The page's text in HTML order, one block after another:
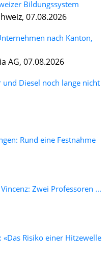
Bildungssystem
07.08.2026
nach Kanton,
AG, 07.08.2026
Diesel noch lange nicht
Rund eine Festnahme
Zwei Professoren ...
Risiko einer Hitzewelle